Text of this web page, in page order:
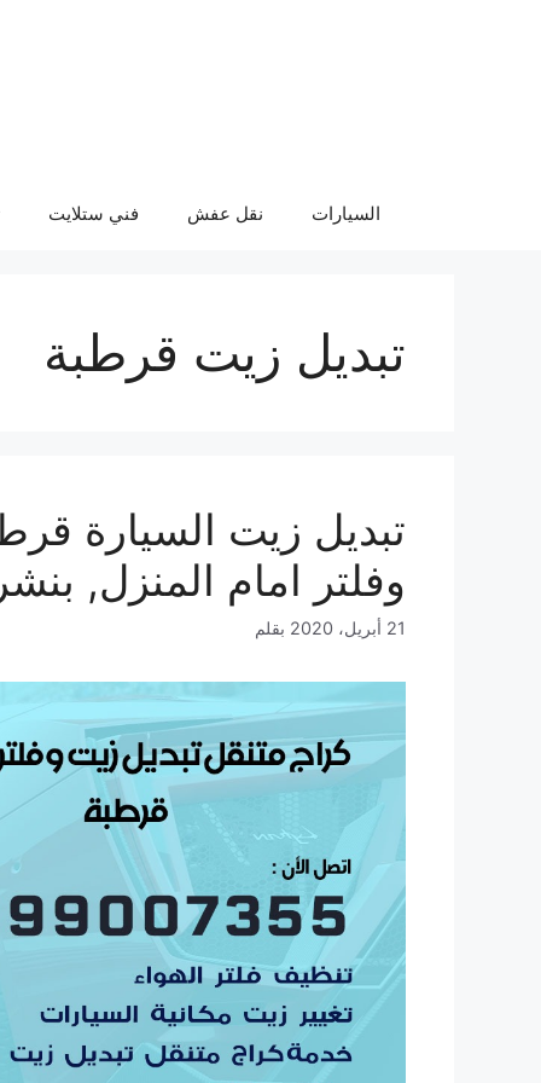
السيارات نقل عفش فني ستلايت
تبديل زيت قرطبة
وفلتر امام المنزل,
21 أبريل، 2020 بقلم